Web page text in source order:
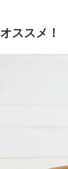
ススメ！